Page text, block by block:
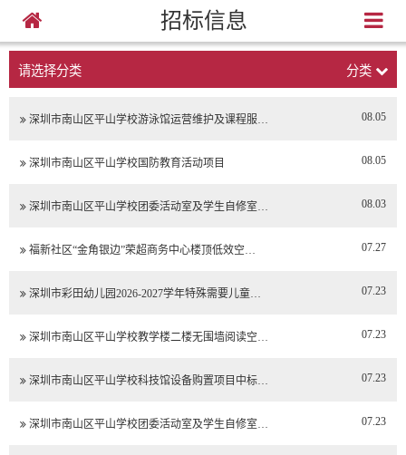
招标信息
请选择分类 分类
深圳市南山区平山学校游泳馆运营维护及课程服… 08.05
深圳市南山区平山学校国防教育活动项目 08.05
深圳市南山区平山学校团委活动室及学生自修室… 08.03
福新社区“金角银边”荣超商务中心楼顶低效空… 07.27
深圳市彩田幼儿园2026-2027学年特殊需要儿童… 07.23
深圳市南山区平山学校教学楼二楼无围墙阅读空… 07.23
深圳市南山区平山学校科技馆设备购置项目中标… 07.23
深圳市南山区平山学校团委活动室及学生自修室… 07.23